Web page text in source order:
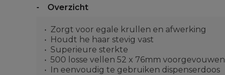
Overzicht
Zorgt voor egale krullen en afwerking
Houdt he haar stevig vast
Superieure sterkte
500 losse vellen 52 x 76mm voorgevouwen
In eenvoudig te gebruiken dispenserdoos